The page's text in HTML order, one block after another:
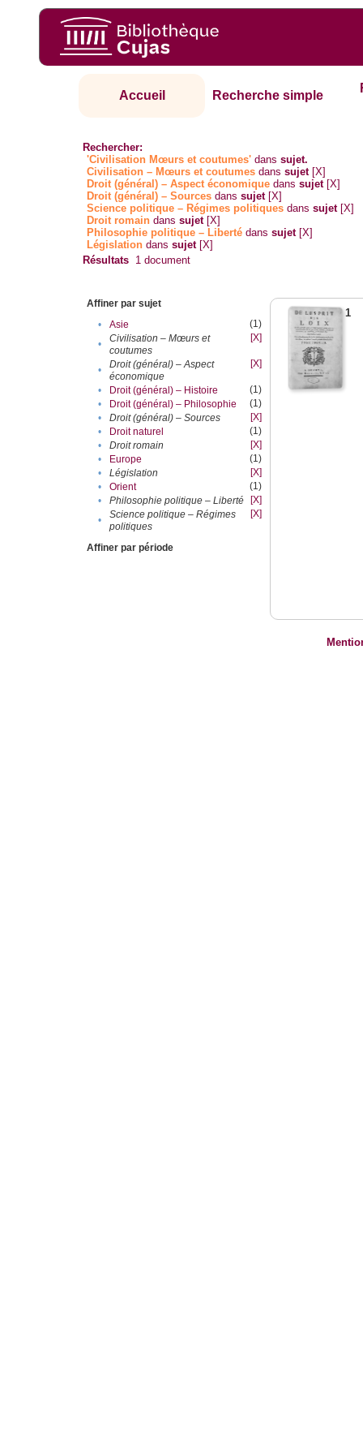
Accueil Recherche simple
Rechercher:
'Civilisation Mœurs et coutumes' danssujet.
Civilisation – Mœurs et coutumes danssujet [X]
Droit (général) – Aspect économique danssujet [X]
Droit (général) – Sources danssujet [X]
Science politique – Régimes politiques danssujet [X]
Droit romain danssujet [X]
Philosophie politique – Liberté danssujet [X]
Législation danssujet [X]
Résultats 1 document
Affiner par sujet
•
Asie
(1)
•
Civilisation – Mœurs et
coutumes
[X]
•
Droit (général) – Aspect
économique
[X]
• Droit (général) – Histoire
(1)
•
Droit (général) – Philosophie
(1)
•
Droit (général) – Sources
[X]
•
Droit naturel
(1)
•
Droit romain
[X]
•
Europe
(1)
•
Législation
[X]
•
Orient
(1)
•
Philosophie politique – Liberté
[X]
•
Science politique – Régimes
politiques
[X]
Affiner par période
1